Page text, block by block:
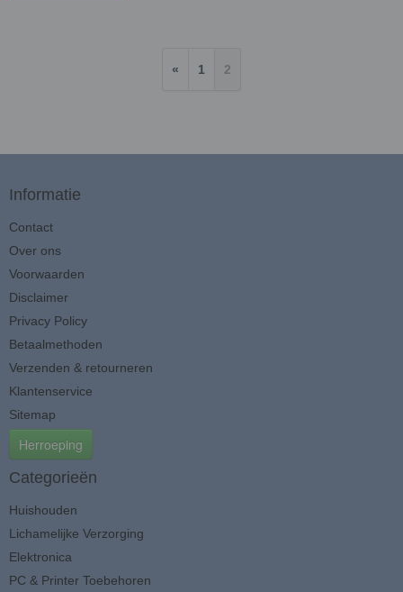
« 1 2
Informatie
Contact
Over ons
Voorwaarden
Disclaimer
Privacy Policy
Betaalmethoden
Verzenden & retourneren
Klantenservice
Sitemap
Herroeping
Categorieën
Huishouden
Lichamelijke Verzorging
Elektronica
PC & Printer Toebehoren